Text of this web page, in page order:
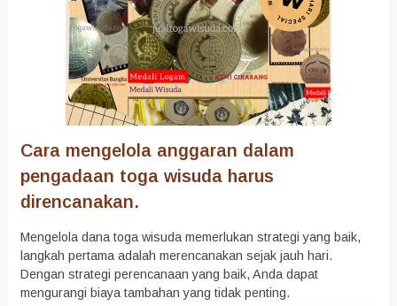
Cara mengelola anggaran dalam
pengadaan toga wisuda harus
direncanakan.
Mengelola dana toga wisuda memerlukan strategi yang baik,
langkah pertama adalah merencanakan sejak jauh hari.
Dengan strategi perencanaan yang baik, Anda dapat
mengurangi biaya tambahan yang tidak penting.